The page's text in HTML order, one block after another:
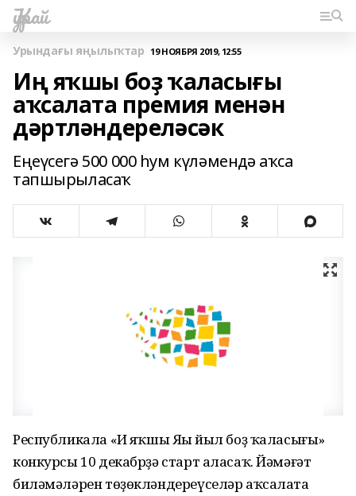
Ҡурай
Урындағы яңылыҡтар 19 НОЯБРЯ 2019, 12:55
Иң яҡшы боҙ ҡаласығы
аҡсалата премия менән
дәртләндереләсәк
Еңеүсегә 500 000 һум күләмендә аҡса
тапшырыласаҡ
Республикала «Иң яҡшы Яңы йыл боҙ ҡаласығы»
конкурсы 10 декабрҙә старт аласаҡ. Йәмәғәт
биләмәләрен төҙөкләндереүселәр аҡсалата